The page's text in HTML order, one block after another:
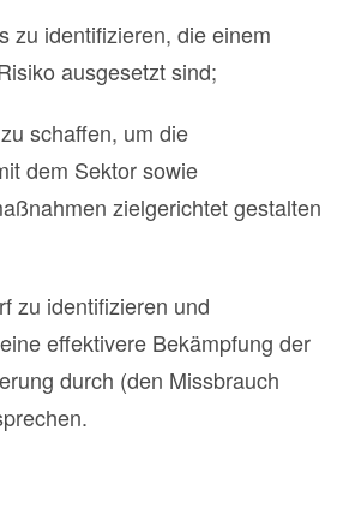
zu identifizieren, die einem
ausgesetzt sind;
schaffen, um die
dem Sektor sowie
zielgerichtet gestalten
zu identifizieren und
effektivere Bekämpfung der
durch (den Missbrauch